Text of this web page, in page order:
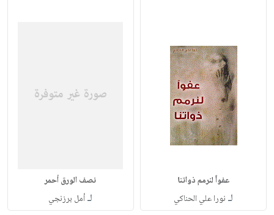
عفواً لنرمم ذواتنا
لـ نورا علي الحناكي
نصف الورق أحمر
لـأمل برزنجي